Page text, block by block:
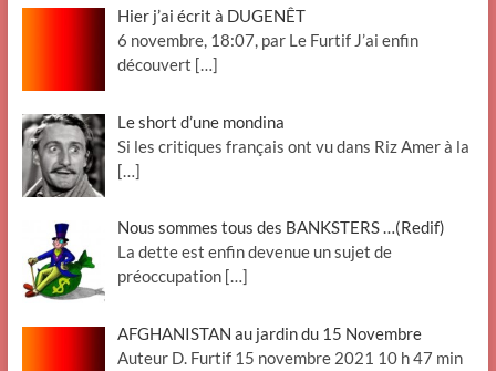
Hier j’ai écrit à DUGENÊT
6 novembre, 18:07, par Le Furtif J’ai enfin
découvert […]
Le short d’une mondina
Si les critiques français ont vu dans Riz Amer à la
[…]
Nous sommes tous des BANKSTERS …(Redif)
La dette est enfin devenue un sujet de
préoccupation […]
AFGHANISTAN au jardin du 15 Novembre
Auteur D. Furtif 15 novembre 2021 10 h 47 min